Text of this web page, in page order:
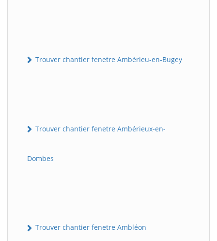
Trouver chantier fenetre Ambérieu-en-Bugey
Trouver chantier fenetre Ambérieux-en-
Dombes
Trouver chantier fenetre Ambléon